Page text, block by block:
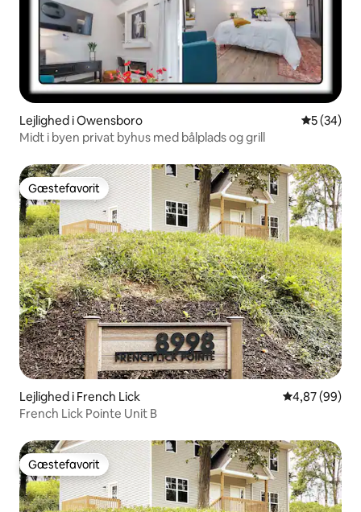
Lejlighed i Owensboro 5 ud af 5 i
5 (34)
Midt i byen privat byhus med bålplads og grill
Gæstefavorit
Gæstefavorit
Lejlighed i French Lick 4,87 ud af 5 i
4,87 (99)
French Lick Pointe Unit B
Gæstefavorit
Gæstefavorit